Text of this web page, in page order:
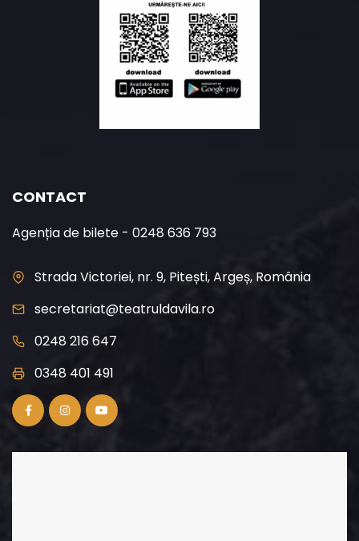
CONTACT
Agenția de bilete - 0248 636 793
Strada Victoriei, nr. 9, Pitești, Argeș, România
secretariat@teatruldavila.ro
0248 216 647
0348 401 491